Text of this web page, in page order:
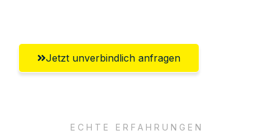
Jetzt unverbindlich anfragen
ECHTE ERFAHRUNGEN